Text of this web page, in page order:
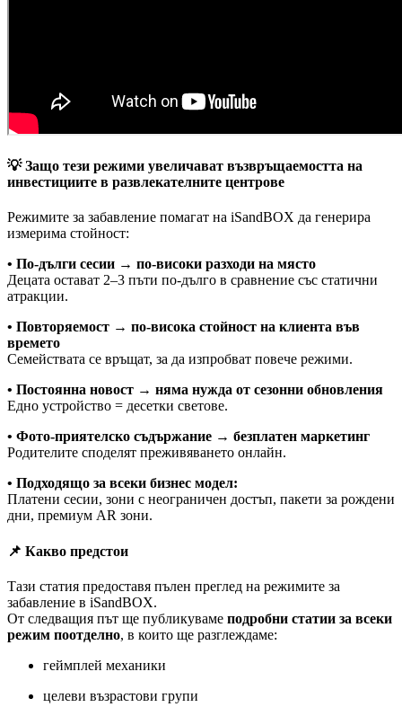
💡 Защо тези режими увеличават възвръщаемостта на
инвестициите в развлекателните центрове
Режимите за забавление помагат на iSandBOX да генерира
измерима стойност:
• По-дълги сесии → по-високи разходи на място
Децата остават 2–3 пъти по-дълго в сравнение със статични
атракции.
• Повторяемост → по-висока стойност на клиента във
времето
Семействата се връщат, за да изпробват повече режими.
• Постоянна новост → няма нужда от сезонни обновления
Едно устройство = десетки светове.
• Фото-приятелско съдържание → безплатен маркетинг
Родителите споделят преживяването онлайн.
• Подходящо за всеки бизнес модел:
Платени сесии, зони с неограничен достъп, пакети за рождени
дни, премиум AR зони.
📌 Какво предстои
Тази статия предоставя пълен преглед на режимите за
забавление в iSandBOX.
От следващия път ще публикуваме подробни статии за всеки
режим поотделно, в които ще разглеждаме:
геймплей механики
целеви възрастови групи